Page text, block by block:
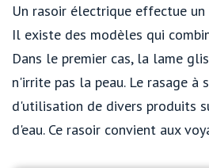
Un rasoir électrique effectue un
Il existe des modèles qui
Dans le premier cas, la lame
n'irrite pas la peau. Le rasage à
d'utilisation de divers produits
d'eau. Ce rasoir convient aux